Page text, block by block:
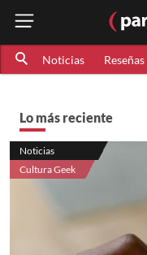
Noticias Reseñas
Lo más reciente
Noticias
Cultura Geek